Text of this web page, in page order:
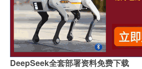
DeepSeek全套部署资料免费下载